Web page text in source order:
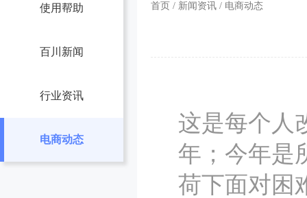
使用帮助
百川新闻
行业资讯
电商动态
首页 / 新闻资讯 / 电商动态
这是每个人
年；今年是
荷下面对困